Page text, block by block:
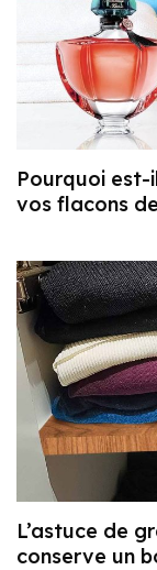
Pourquoi
vos flacons
L’astuce de
conserve un